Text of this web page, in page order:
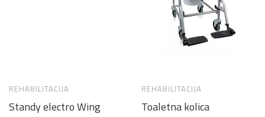
REHABILITACIJA
Standy electro Wing
REHABILITACIJA
Toaletna kolica